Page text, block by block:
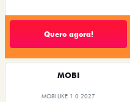
Quero agora!
MOBI
MOBI LIKE 1.0 2027